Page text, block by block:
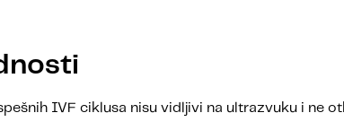
IVF ciklusa nisu vidljivi na ultrazvuku i ne